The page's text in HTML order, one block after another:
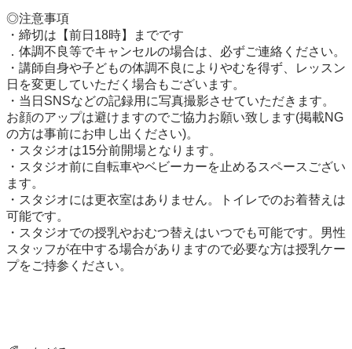
◎注意事項
・締切は【前日18時】までです
．体調不良等でキャンセルの場合は、必ずご連絡ください。
・講師自身や子どもの体調不良によりやむを得ず、レッスン
日を変更していただく場合もございます。
・当日SNSなどの記録用に写真撮影させていただきます。
お顔のアップは避けますのでご協力お願い致します(掲載NG
の方は事前にお申し出ください)。
・スタジオは15分前開場となります。
・スタジオ前に自転車やベビーカーを止めるスペースござい
ます。
・スタジオには更衣室はありません。トイレでのお着替えは
可能です。
・スタジオでの授乳やおむつ替えはいつでも可能です。男性
スタッフが在中する場合がありますので必要な方は授乳ケー
プをご持参ください。